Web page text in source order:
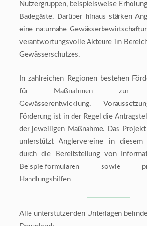
Nutzergruppen, beispielsweise
Badegäste. Darüber hinaus stärken
eine naturnahe
verantwortungsvolle Akteure im
Gewässerschutzes.
In zahlreichen Regionen bestehen
für Maßnahmen zur
Gewässerentwicklung.
Förderung ist in der Regel die
der jeweiligen Maßnahme. Das Projekt
unterstützt Anglervereine in diesem
durch die Bereitstellung von
Beispielformularen sowie
Handlungshilfen.
Alle unterstützenden Unterlagen